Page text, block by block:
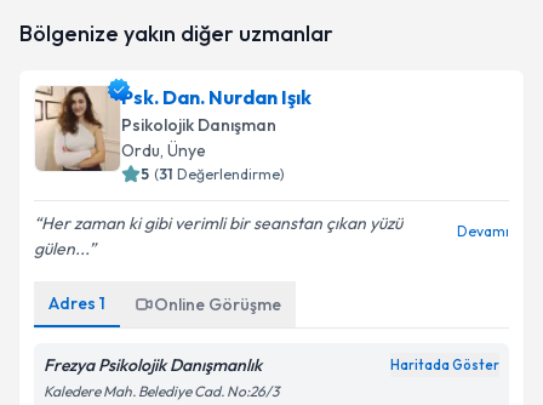
Bölgenize yakın diğer uzmanlar
Psk. Dan. Nurdan Işık
Psikolojik Danışman
Ordu, Ünye
5 (31 Değerlendirme)
Her zaman ki gibi verimli bir seanstan çıkan yüzü
gülen...
Devamı
Adres 1 Online Görüşme
Frezya Psikolojik Danışmanlık Haritada Göster
Kaledere Mah. Belediye Cad. No:26/3